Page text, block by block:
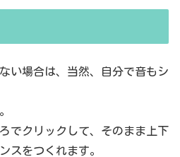
い場合は、当然、自分で音もシ
でクリックして、そのまま上下
スをつくれます。